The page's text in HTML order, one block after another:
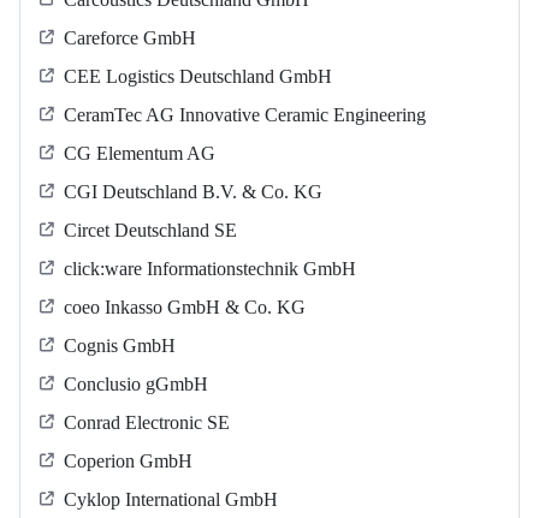
Careforce GmbH
CEE Logistics Deutschland GmbH
CeramTec AG Innovative Ceramic Engineering
CG Elementum AG
CGI Deutschland B.V. & Co. KG
Circet Deutschland SE
click:ware Informationstechnik GmbH
coeo Inkasso GmbH & Co. KG
Cognis GmbH
Conclusio gGmbH
Conrad Electronic SE
Coperion GmbH
Cyklop International GmbH